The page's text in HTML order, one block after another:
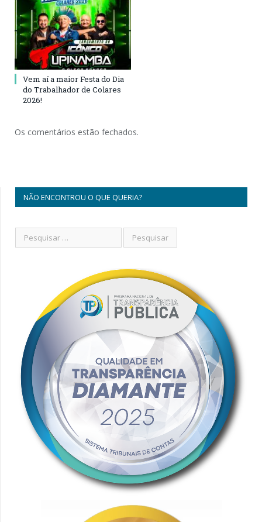
Vem aí a maior Festa do Dia
do Trabalhador de Colares
2026!
Os comentários estão fechados.
NÃO ENCONTROU O QUE QUERIA?